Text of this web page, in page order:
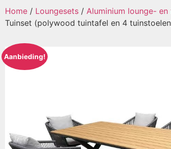
Home / Loungesets / Aluminium lounge- en
Tuinset (polywood tuintafel en 4
Aanbieding!